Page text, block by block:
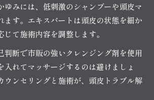
ゆみには、低刺激のシャンプーや頭皮マ
ます。エキスパートは頭皮の状態を細か
じて施術内容を調整します。
判断で市販の強いクレンジング剤を使用
入れてマッサージするのは避けましょ
ウンセリングと施術が、頭皮トラブル解